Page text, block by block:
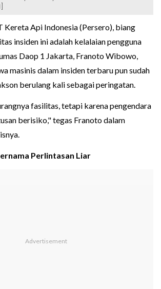
Kereta Api Indonesia (Persero), biang
insiden ini adalah kelalaian pengguna
Daop 1 Jakarta, Franoto Wibowo,
masinis dalam insiden terbaru pun sudah
berulang kali sebagai peringatan.
fasilitas, tetapi karena pengendara
berisiko," tegas Franoto dalam
Perlintasan Liar